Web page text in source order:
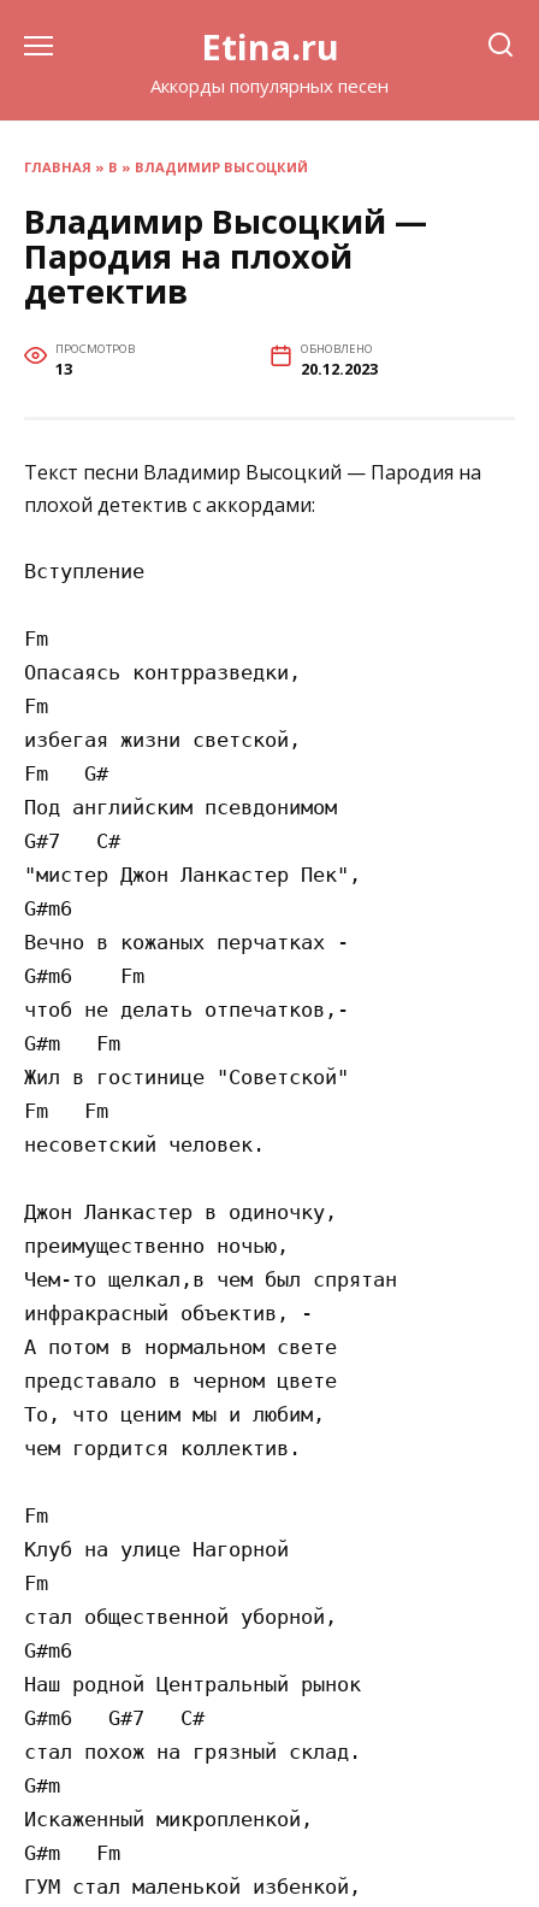
Etina.ru
Аккорды популярных песен
ГЛАВНАЯ » В » ВЛАДИМИР ВЫСОЦКИЙ
Владимир Высоцкий —
Пародия на плохой
детектив
ПРОСМОТРОВ
13
ОБНОВЛЕНО
20.12.2023
Текст песни Владимир Высоцкий — Пародия на
плохой детектив с аккордами:
Вступление
Fm
Опасаясь контрразведки,
Fm
избегая жизни светской,
Fm   G#
Под английским псевдонимом
G#7   C#
"мистер Джон Ланкастер Пек",
G#m6
Вечно в кожаных перчатках -
G#m6    Fm
чтоб не делать отпечатков,-
G#m   Fm
Жил в гостинице "Советской"
Fm   Fm
несоветский человек.
Джон Ланкастер в одиночку,
преимущественно ночью,
Чем-то щелкал,в чем был спрятан
инфракрасный объектив, -
А потом в нормальном свете
представало в черном цвете
То, что ценим мы и любим,
чем гордится коллектив.
Fm
Клуб на улице Нагорной
Fm
стал общественной уборной,
G#m6
Наш родной Центральный рынок
G#m6   G#7   C#
стал похож на грязный склад.
G#m
Искаженный микропленкой,
G#m   Fm
ГУМ стал маленькой избенкой,